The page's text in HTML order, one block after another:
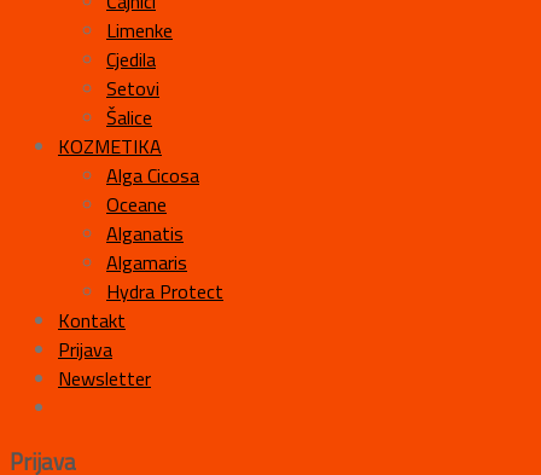
Limenke
Cjedila
Setovi
Šalice
KOZMETIKA
Alga Cicosa
Oceane
Alganatis
Algamaris
Hydra Protect
Kontakt
Prijava
Newsletter
Prijava